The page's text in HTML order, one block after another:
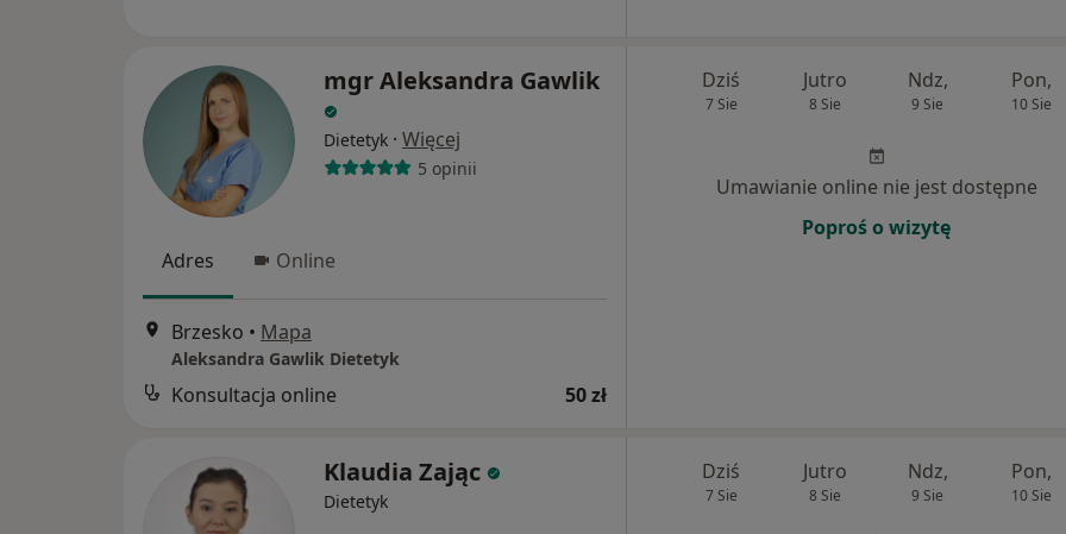
mgr Aleksandra Gawlik
Dietetyk · Więcej
5 opinii
Adres Online
Brzesko • Mapa
Aleksandra Gawlik Dietetyk
Konsultacja online 50 zł
Dziś
7 Sie
Jutro
8 Sie
Ndz,
9 Sie
Pon,
10 Sie
Umawianie online nie jest dostępne
Poproś o wizytę
Klaudia Zając
Dietetyk
Dziś
7 Sie
Jutro
8 Sie
Ndz,
9 Sie
Pon,
10 Sie